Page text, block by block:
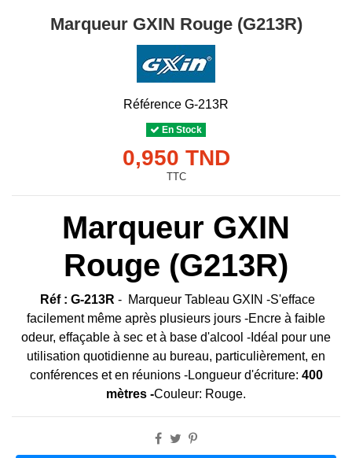
Marqueur GXIN Rouge (G213R)
Référence G-213R
En Stock
0,950 TND
TTC
Marqueur GXIN
Rouge (G213R)
Réf : G-213R - Marqueur Tableau GXIN -S'efface
facilement même après plusieurs jours -Encre à faible
odeur, effaçable à sec et à base d'alcool -Idéal pour une
utilisation quotidienne au bureau, particulièrement, en
conférences et en réunions -Longueur d'écriture: 400
mètres -Couleur: Rouge.